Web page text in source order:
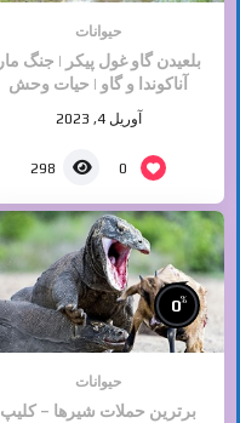
حیوانات
بلعیدن گاو غول پیکر | جنگ مار
آناکوندا و گاو | حیات وحش
حیوانات | جنگ حیوانات
آوریل 4, 2023
0
298
0%
حیوانات
برترین حملات شیرها – کلیپ